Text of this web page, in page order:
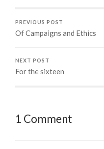
PREVIOUS POST
Of Campaigns and Ethics
NEXT POST
For the sixteen
1 Comment